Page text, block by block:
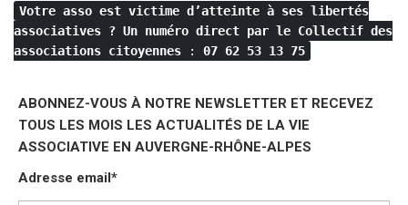
Votre asso est victime d’atteinte à ses libertés
associatives ? Un numéro direct par le Collectif des
associations citoyennes : 07 62 53 13 75
ABONNEZ-VOUS À NOTRE NEWSLETTER ET RECEVEZ
TOUS LES MOIS LES ACTUALITÉS DE LA VIE
ASSOCIATIVE EN AUVERGNE-RHÔNE-ALPES
Adresse email*